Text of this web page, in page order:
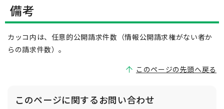
備考
カッコ内は、任意的公開請求件数（情報公開請求権がない者か
らの請求件数）。
このページの先頭へ戻る
このページに関するお問い合わせ